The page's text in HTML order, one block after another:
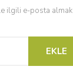
ilgili e-posta almak
EKLE